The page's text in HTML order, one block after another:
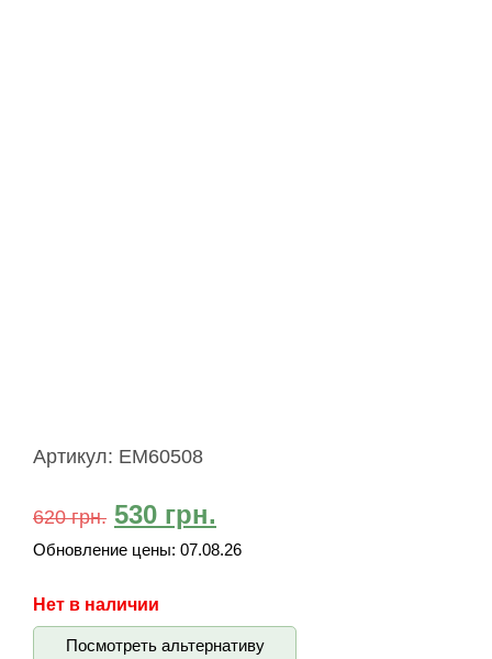
Артикул: EM60508
620грн. 530 грн.
Обновление цены: 07.08.26
Нет в наличии
Посмотреть альтернативу